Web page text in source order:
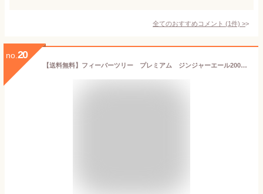
全てのおすすめコメント (1件) >
no. 20
【送料無料】フィーバーツリー プレミアム ジンジャーエール200ml×3本セット